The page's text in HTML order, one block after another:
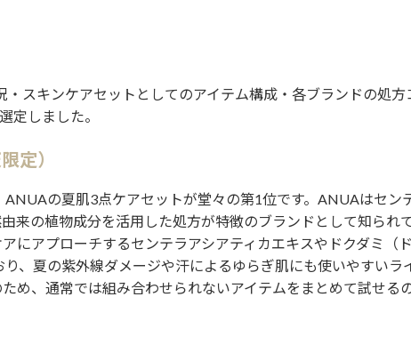
スキンケアセットとしてのアイテム構成・各ブランドの処方
定しました。
定）
の夏肌3点ケアセットが堂々の第1位です。ANUAはセン
来の植物成分を活用した処方が特徴のブランドとして知られ
にアプローチするセンテラアシアティカエキスやドクダミ（ド
、夏の紫外線ダメージや汗によるゆらぎ肌にも使いやすいラ
め、通常では組み合わせられないアイテムをまとめて試せる